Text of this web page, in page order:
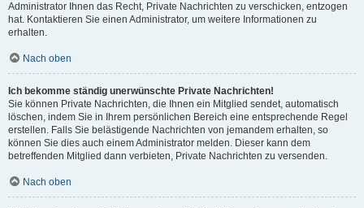
Administrator Ihnen das Recht, Private Nachrichten zu verschicken, entzogen
hat. Kontaktieren Sie einen Administrator, um weitere Informationen zu
erhalten.
Nach oben
Ich bekomme ständig unerwünschte Private Nachrichten!
Sie können Private Nachrichten, die Ihnen ein Mitglied sendet, automatisch
löschen, indem Sie in Ihrem persönlichen Bereich eine entsprechende Regel
erstellen. Falls Sie belästigende Nachrichten von jemandem erhalten, so
können Sie dies auch einem Administrator melden. Dieser kann dem
betreffenden Mitglied dann verbieten, Private Nachrichten zu versenden.
Nach oben